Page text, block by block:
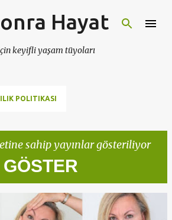
Ana içeriğe atlaHayat
keyifli yaşam tüyoları
POLITIKASI
sahip yayınlar gösteriliyor